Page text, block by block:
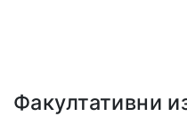
Факултативни